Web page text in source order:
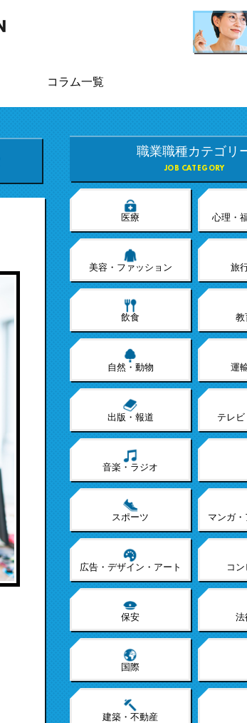
コラム一覧
職業職種カテゴリ
JOB CATEGORY
医療 心理・
美容・ファッション 旅
飲食 教
自然・動物 運
出版・報道 テレ
音楽・ラジオ
スポーツ マンガ
広告・デザイン・アート コ
保安 法
国際
建築・不動産